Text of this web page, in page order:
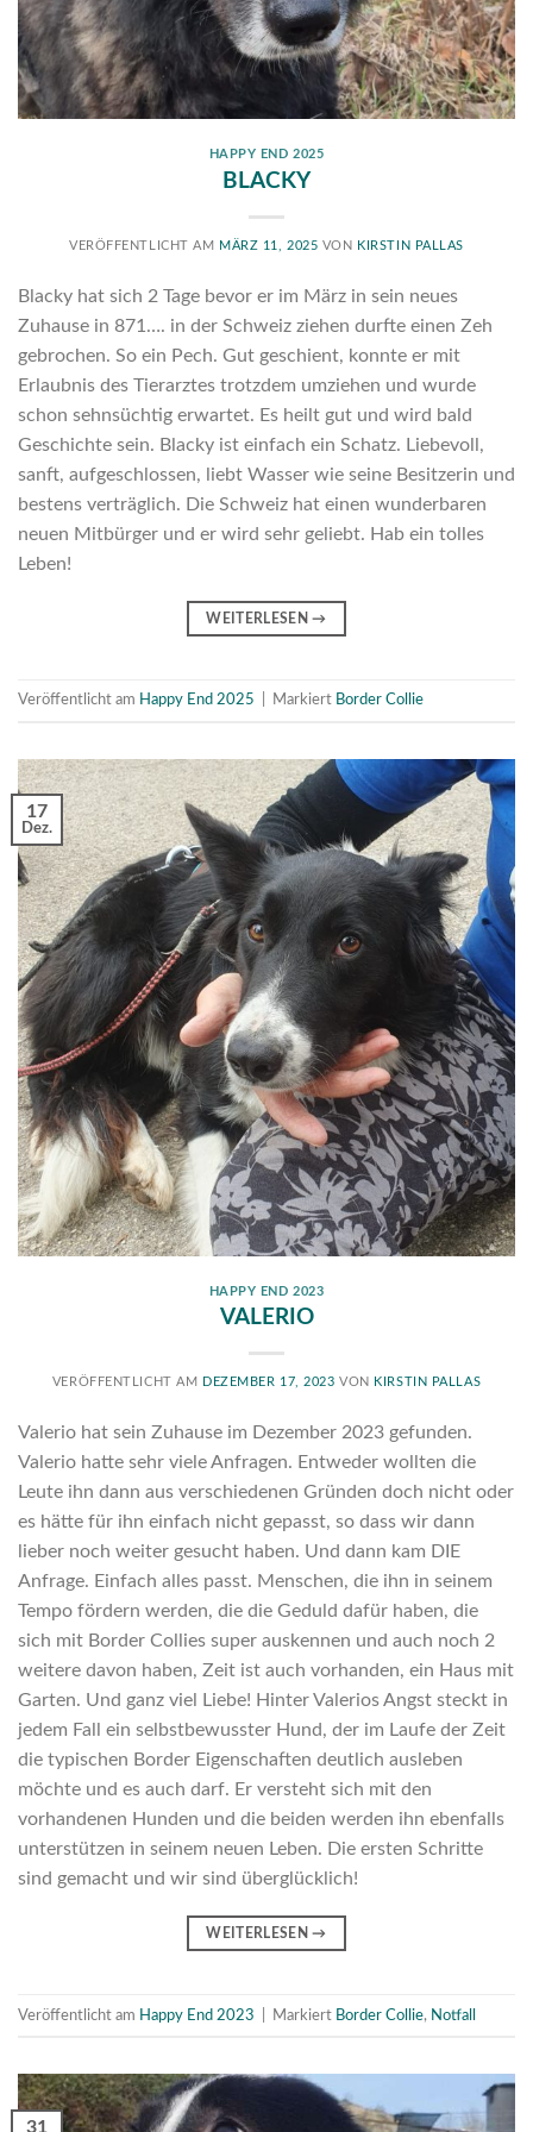
HAPPY END 2025
BLACKY
VERÖFFENTLICHT AM MÄRZ 11, 2025 VON KIRSTIN PALLAS
Blacky hat sich 2 Tage bevor er im März in sein neues
Zuhause in 871…. in der Schweiz ziehen durfte einen Zeh
gebrochen. So ein Pech. Gut geschient, konnte er mit
Erlaubnis des Tierarztes trotzdem umziehen und wurde
schon sehnsüchtig erwartet. Es heilt gut und wird bald
Geschichte sein. Blacky ist einfach ein Schatz. Liebevoll,
sanft, aufgeschlossen, liebt Wasser wie seine Besitzerin und
bestens verträglich. Die Schweiz hat einen wunderbaren
neuen Mitbürger und er wird sehr geliebt. Hab ein tolles
Leben!
WEITERLESEN→
Veröffentlicht am Happy End 2025 Markiert Border Collie
17
Dez.
HAPPY END 2023
VALERIO
VERÖFFENTLICHT AM DEZEMBER 17, 2023 VON KIRSTIN PALLAS
Valerio hat sein Zuhause im Dezember 2023 gefunden.
Valerio hatte sehr viele Anfragen. Entweder wollten die
Leute ihn dann aus verschiedenen Gründen doch nicht oder
es hätte für ihn einfach nicht gepasst, so dass wir dann
lieber noch weiter gesucht haben. Und dann kam DIE
Anfrage. Einfach alles passt. Menschen, die ihn in seinem
Tempo fördern werden, die die Geduld dafür haben, die
sich mit Border Collies super auskennen und auch noch 2
weitere davon haben, Zeit ist auch vorhanden, ein Haus mit
Garten. Und ganz viel Liebe! Hinter Valerios Angst steckt in
jedem Fall ein selbstbewusster Hund, der im Laufe der Zeit
die typischen Border Eigenschaften deutlich ausleben
möchte und es auch darf. Er versteht sich mit den
vorhandenen Hunden und die beiden werden ihn ebenfalls
unterstützen in seinem neuen Leben. Die ersten Schritte
sind gemacht und wir sind überglücklich!
WEITERLESEN→
Veröffentlicht am Happy End 2023 Markiert Border Collie, Notfall
31